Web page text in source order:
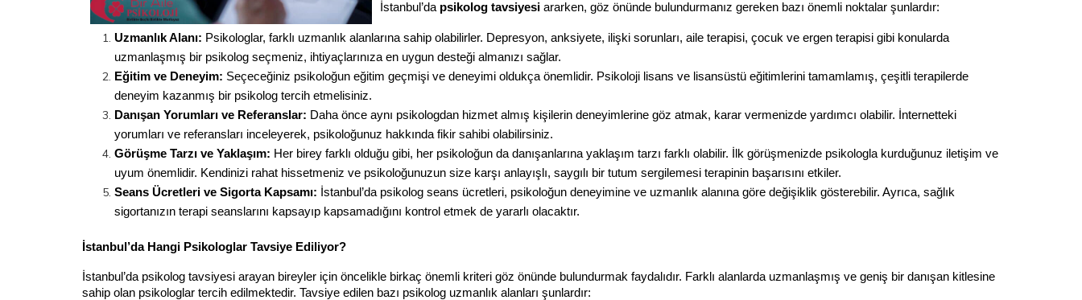
İstanbul’da psikolog tavsiyesi ararken, göz önünde bulundurmanız gereken bazı önemli noktalar şunlardır:
Uzmanlık Alanı: Psikologlar, farklı uzmanlık alanlarına sahip olabilirler. Depresyon, anksiyete, ilişki sorunları, aile terapisi, çocuk ve ergen terapisi gibi konularda
uzmanlaşmış bir psikolog seçmeniz, ihtiyaçlarınıza en uygun desteği almanızı sağlar.
Eğitim ve Deneyim: Seçeceğiniz psikoloğun eğitim geçmişi ve deneyimi oldukça önemlidir. Psikoloji lisans ve lisansüstü eğitimlerini tamamlamış, çeşitli terapilerde
deneyim kazanmış bir psikolog tercih etmelisiniz.
Danışan Yorumları ve Referanslar: Daha önce aynı psikologdan hizmet almış kişilerin deneyimlerine göz atmak, karar vermenizde yardımcı olabilir. İnternetteki
yorumları ve referansları inceleyerek, psikoloğunuz hakkında fikir sahibi olabilirsiniz.
Görüşme Tarzı ve Yaklaşım: Her birey farklı olduğu gibi, her psikoloğun da danışanlarına yaklaşım tarzı farklı olabilir. İlk görüşmenizde psikologla kurduğunuz iletişim ve
uyum önemlidir. Kendinizi rahat hissetmeniz ve psikoloğunuzun size karşı anlayışlı, saygılı bir tutum sergilemesi terapinin başarısını etkiler.
Seans Ücretleri ve Sigorta Kapsamı: İstanbul’da psikolog seans ücretleri, psikoloğun deneyimine ve uzmanlık alanına göre değişiklik gösterebilir. Ayrıca, sağlık
sigortanızın terapi seanslarını kapsayıp kapsamadığını kontrol etmek de yararlı olacaktır.
İstanbul’da Hangi Psikologlar Tavsiye Ediliyor?
İstanbul’da psikolog tavsiyesi arayan bireyler için öncelikle birkaç önemli kriteri göz önünde bulundurmak faydalıdır. Farklı alanlarda uzmanlaşmış ve geniş bir danışan kitlesine
sahip olan psikologlar tercih edilmektedir. Tavsiye edilen bazı psikolog uzmanlık alanları şunlardır: